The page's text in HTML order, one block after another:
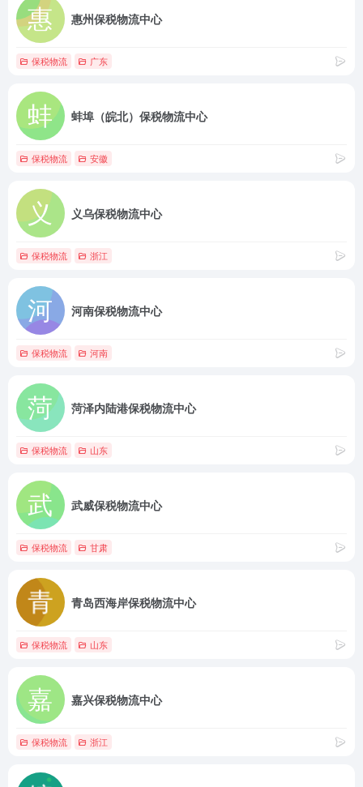
惠州保税物流中心
保税物流 广东
蚌埠（皖北）保税物流中心
保税物流 安徽
义乌保税物流中心
保税物流 浙江
河南保税物流中心
保税物流 河南
菏泽内陆港保税物流中心
保税物流 山东
武威保税物流中心
保税物流 甘肃
青岛西海岸保税物流中心
保税物流 山东
嘉兴保税物流中心
保税物流 浙江